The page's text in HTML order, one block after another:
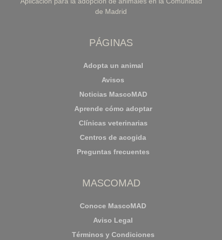
de Madrid
PÁGINAS
Adopta un animal
Avisos
Noticias MascoMAD
Aprende cómo adoptar
Clínicas veterinarias
Centros de acogida
Preguntas frecuentes
MASCOMAD
Conoce MascoMAD
Aviso Legal
Términos y Condiciones